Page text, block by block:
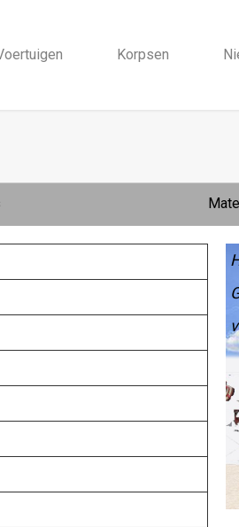
Korpsen